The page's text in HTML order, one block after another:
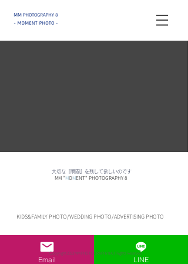
Email LINE
大切な『瞬間』を残して欲しいのです
MM"MOMENT" PHOTOGRAPHY 8
KIDS&FAMILY PHOTO/WEDDING PHOTO/ADVERTISING PHOTO
C​opyright 2023 MM PHOTOGRAPHY 8 All Rights Reserved.